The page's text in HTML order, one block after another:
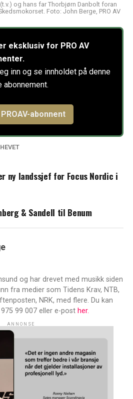
og hans far Thorbjørn Danbolt foran
Foto: John Berge, PRO AV
eksklusiv for PRO AV
inn og se innholdet på denne
PROAV-abonnent
ny landssjef for Focus Nordic i
& Sandell til Benum
og har drevet med musikk siden
fra medier som Tidens Krav, NTB,
NRK, med flere. Du kan
99 007 eller e-post her.
ANNONSE